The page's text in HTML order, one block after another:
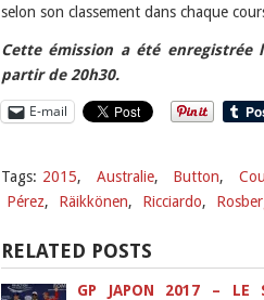
selon son classement dans chaque
Cette émission a été
partir de 20h30.
E-mail
Tags: 2015, Australie, Button,
Pérez, Räikkönen, Ricciardo,
RELATED POSTS
GP JAPON 2017 – LE